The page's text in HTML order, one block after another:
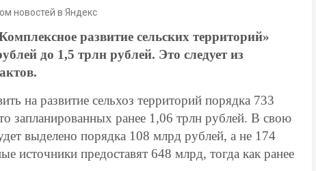
новостей в Яндекс
развитие сельских территорий»
до 1,5 трлн рублей. Это следует из
на развитие сельхоз территорий порядка 733
запланированных ранее 1,06 трлн рублей. В свою
выделено порядка 108 млрд рублей, а не 174
источники предоставят 648 млрд, тогда как ранее